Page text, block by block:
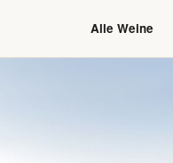
Alle Weine